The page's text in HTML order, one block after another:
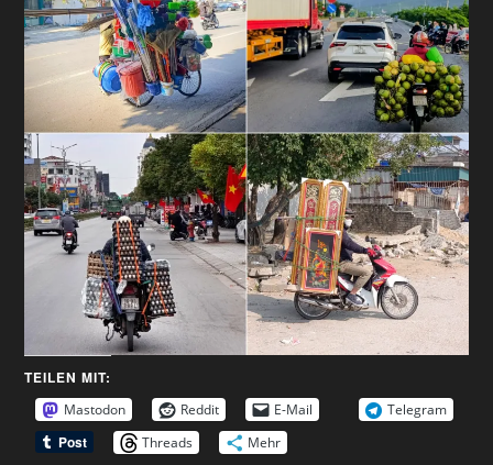
TEILEN MIT:
Mastodon Reddit E-Mail
Telegram
Threads
Mehr